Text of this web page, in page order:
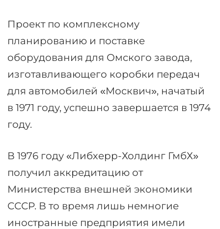
Проект по комплексному
планированию и поставке
оборудования для Омского завода,
изготавливающего коробки передач
для автомобилей «Москвич», начатый
в 1971 году, успешно завершается в 1974
году.
В 1976 году «Либхерр-Холдинг ГмбХ»
получил аккредитацию от
Министерства внешней экономики
СССР. В то время лишь немногие
иностранные предприятия имели